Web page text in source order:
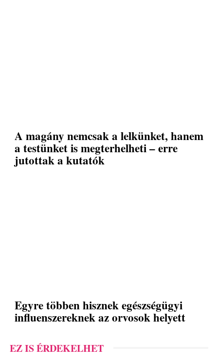
A magány nemcsak a lelkünket, hanem
a testünket is megterhelheti – erre
jutottak a kutatók
Egyre többen hisznek egészségügyi
influenszereknek az orvosok helyett
EZ IS ÉRDEKELHET